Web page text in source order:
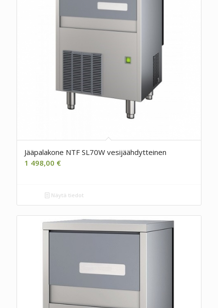
Jääpalakone NTF SL70W vesijäähdytteinen
1 498,00 €
Näytä tiedot